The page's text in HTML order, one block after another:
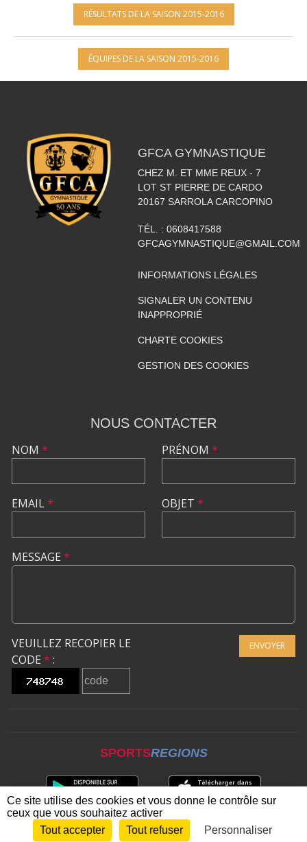
RÉSULTATS DE LA SAISON 2015-2016
ÉQUIPES DE LA SAISON 2015-2016
GFCA GYMNASTIQUE
CHEZ M. ET MME REUX - 7
LOT ST PIERRE DE CARDO
20167 SARROLA CARCOPINO
TÉL. : 0608417588
GFCAGYMNASTIQUE@GMAIL.COM
INFORMATIONS LÉGALES
SIGNALER UN CONTENU
INAPPROPRIÉ
CHARTE COOKIES
GESTION DES COOKIES
NOUS CONTACTER
NOM *
EMAIL*
PRÉNOM *
OBJET *
MESSAGE *
VEUILLEZ RECOPIER LE
CODE * :
ENVOYER
SPORTSREGIONS
Envie de participer ? CONNEXION
Ce site utilise des cookies et vous donne le contrôle sur
ceux que vous souhaitez activer
Tout accepter
Tout refuser Personnaliser